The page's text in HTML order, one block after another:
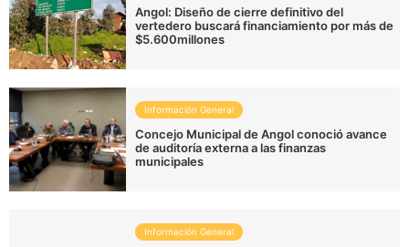
Angol: Diseño de cierre definitivo del
vertedero buscará financiamiento por más de
$5.600millones
Información General
Concejo Municipal de Angol conoció avance
de auditoría externa a las finanzas
municipales
Información General